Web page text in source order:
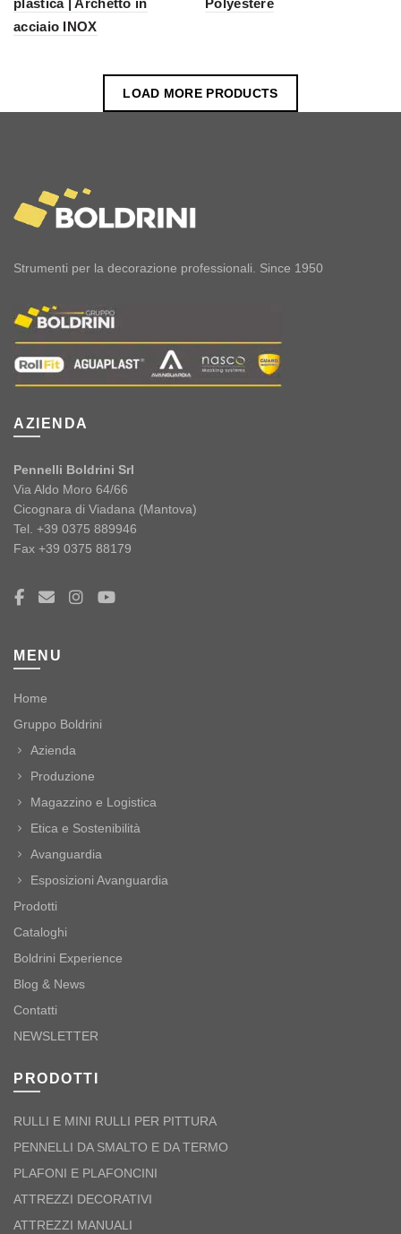
acciaio INOX
LOAD MORE PRODUCTS
Strumenti per la decorazione professionali. Since 1950
AZIENDA
Pennelli Boldrini Srl
Via Aldo Moro 64/66
Cicognara di Viadana (Mantova)
Tel. +39 0375 889946
Fax +39 0375 88179
MENU
Home
Gruppo Boldrini
Azienda
Produzione
Magazzino e Logistica
Etica e Sostenibilità
Avanguardia
Esposizioni Avanguardia
Prodotti
Cataloghi
Boldrini Experience
Blog & News
Contatti
NEWSLETTER
PRODOTTI
RULLI E MINI RULLI PER PITTURA
PENNELLI DA SMALTO E DA TERMO
PLAFONI E PLAFONCINI
ATTREZZI DECORATIVI
ATTREZZI MANUALI